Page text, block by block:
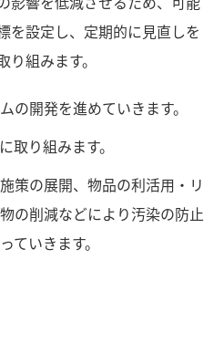
を設定し、定期的に見直しを
組みます。
の開発を進めていきます。
取り組みます。
策の展開、物品の利活用・リ
の削減などにより汚染の防止
ていきます。